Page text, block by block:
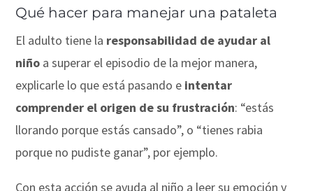
Qué hacer para manejar una pataleta
El adulto tiene la responsabilidad de ayudar al
niño a superar el episodio de la mejor manera,
explicarle lo que está pasando e intentar
comprender el origen de su frustración: “estás
llorando porque estás cansado”, o “tienes rabia
porque no pudiste ganar”, por ejemplo.
Con esta acción se ayuda al niño a leer su emoción y